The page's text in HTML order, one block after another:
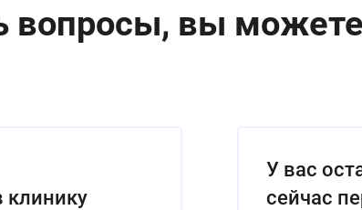
вопросы, вы
клинику
У вас
сейчас